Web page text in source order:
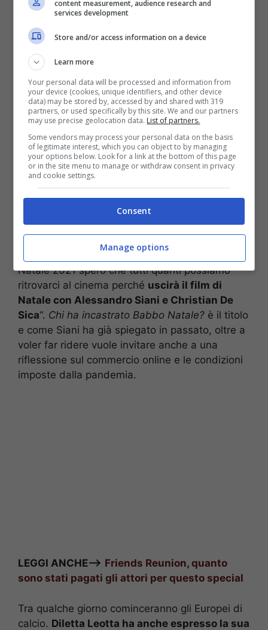
Diletta Leotta, volto simbolo di Dazn (Getty Images)
Da buon amante del calcio c’è un ricordo anche
per Diego Armando Maradonae a una frase
detta dall’amico Alessandro Siani “Forse proprio
perché loro (i tifosi,ndr) non sono più dentro lo
stadio, io ho detto ma che esisto a fare qui”.
Proprio con il comico e regista napoletano c’è
una grande novità: “Prossime avventure? A
Natale 2021 spero che tutti quanti possiamo
ritrovarci al cinema perché uscirà il film di
Natale con Alessandro Siani e Christian De
Sica“. Chi ha incastrato Babbo Natale? è il titolo
e come Siani ha già spiegato in passato, oltre a
voler far ridere vuole invitare anche a una
riflessione sul commercio online e le condizioni
imposte dalla pandemia.
LEGGI ANCHE—> Friends Reunion, quanto
sono stati pagati gli attori per questo special
Tra qualche giorno cominceranno gli Europei di
calcio. Diletta Leotta ha anche espresso la sua
content measurement, audience research and
services development
Store and/or access information on a device
Learn more
Your personal data will be processed and information from
your device (cookies, unique identifiers, and other device
data) may be stored by, accessed by and shared with 319
partners, or used specifically by this site. We and our partners
may use precise geolocation data. List of partners.
Some vendors may process your personal data on the basis
of legitimate interest, which you can object to by managing
your options below. Look for a link at the bottom of this page
or in the site menu to manage or withdraw consent in privacy
and cookie settings.
Consent
Manage options